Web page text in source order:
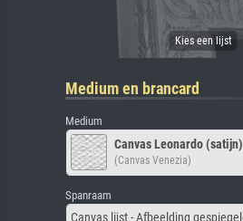
Medium en brancard
Medium
Canvas Leonardo (satijn)
(Canvas Venezia)
Spanraam